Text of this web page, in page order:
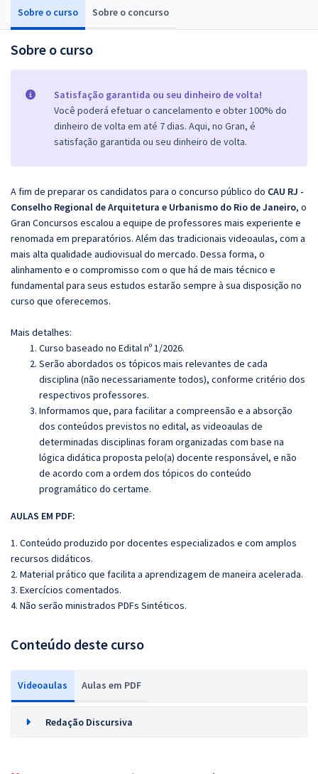
Sobre o curso Sobre o concurso
Sobre o curso
Satisfação garantida ou seu dinheiro de volta!
Você poderá efetuar o cancelamento e obter 100% do
dinheiro de volta em até 7 dias. Aqui, no Gran, é
satisfação garantida ou seu dinheiro de volta.
A fim de preparar os candidatos para o concurso público do CAU RJ -
Conselho Regional de Arquitetura e Urbanismo do Rio de Janeiro, o
Gran Concursos escalou a equipe de professores mais experiente e
renomada em preparatórios. Além das tradicionais videoaulas, com a
mais alta qualidade audiovisual do mercado. Dessa forma, o
alinhamento e o compromisso com o que há de mais técnico e
fundamental para seus estudos estarão sempre à sua disposição no
curso que oferecemos.
Mais detalhes:
Curso baseado no Edital nº 1/2026.
Serão abordados os tópicos mais relevantes de cada
disciplina (não necessariamente todos), conforme critério dos
respectivos professores.
Informamos que, para facilitar a compreensão e a absorção
dos conteúdos previstos no edital, as videoaulas de
determinadas disciplinas foram organizadas com base na
lógica didática proposta pelo(a) docente responsável, e não
de acordo com a ordem dos tópicos do conteúdo
programático do certame.
AULAS EM PDF:
1. Conteúdo produzido por docentes especializados e com amplos
recursos didáticos.
2. Material prático que facilita a aprendizagem de maneira acelerada.
3. Exercícios comentados.
4. Não serão ministrados PDFs Sintéticos.
Conteúdo deste curso
Videoaulas Aulas em PDF
Redação Discursiva